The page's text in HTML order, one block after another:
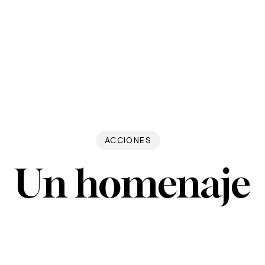
ACCIONES
Un homenaje